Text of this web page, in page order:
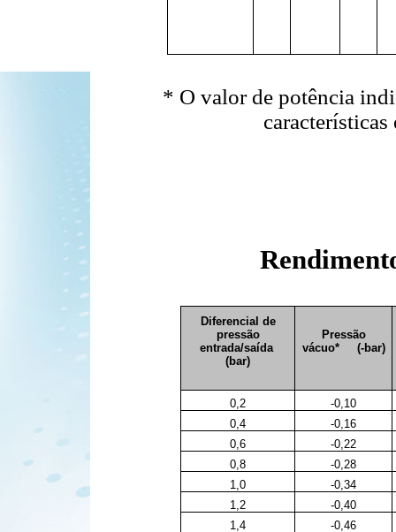
* O valor de potência
Diferencial de
pressão
entrada/saída
(bar)
Pressão
vácuo* (-bar)
0,2
-0,10
0,4
-0,16
0,6
-0,22
0,8
-0,28
1,0
-0,34
1,2
-0,40
1,4
-0,46